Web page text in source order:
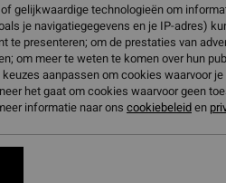
gelijkwaardige technologieën om
je navigatiegegevens en je IP-adres)
te presenteren; om de prestaties van
om meer te weten te komen over hun
aanpassen om cookies waarvoor
het gaat om cookies waarvoor geen
informatie naar ons cookiebeleiden